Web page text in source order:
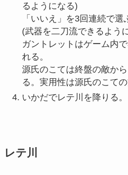
るようになる)
「いいえ」を3回連続で
(武器を二刀流できるよう
ガントレットはゲーム内
れる。
源氏のこては終盤の敵か
る。実用性は源氏のこての
いかだでレテ川を降りる。
レテ川